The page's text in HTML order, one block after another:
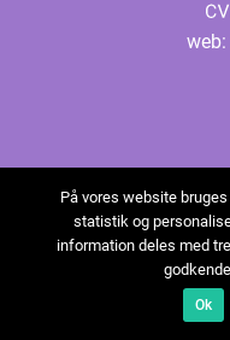
web:
På vores website
statistik og
information deles med
Ok